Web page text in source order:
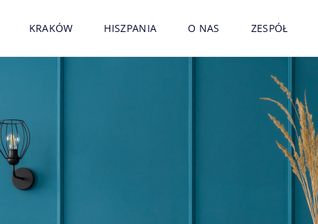
KRAKÓW HISZPANIA O NAS ZESPÓŁ